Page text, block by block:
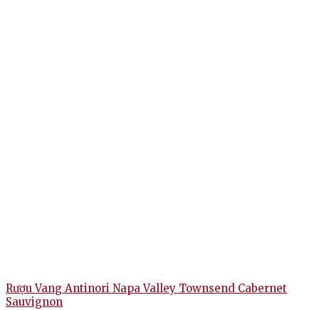
Rượu Vang Antinori Napa Valley Townsend Cabernet
Sauvignon